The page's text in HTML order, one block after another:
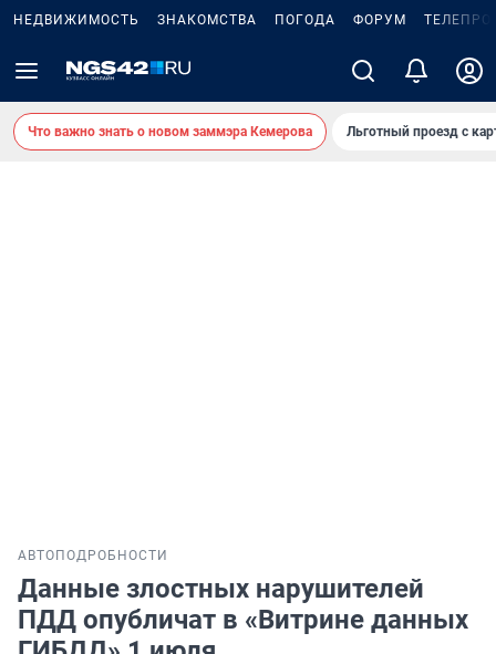
НЕДВИЖИМОСТЬ ЗНАКОМСТВА ПОГОДА ФОРУМ
Что важно знать о новом заммэра Кемерова Льготный проезд с
АВТО ПОДРОБНОСТИ
Данные злостных нарушителей
ПДД опубличат в «Витрине данных